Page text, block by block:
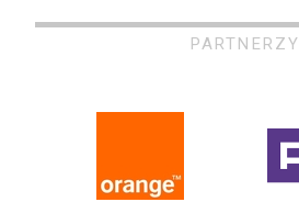
PARTNERZY